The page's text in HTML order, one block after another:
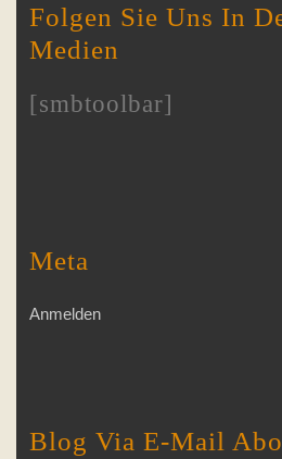
Folgen Sie Uns In
Medien
[smbtoolbar]
Meta
Anmelden
Blog Via E-Mail